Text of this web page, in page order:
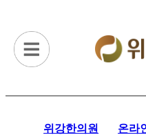
위강한의원 온라